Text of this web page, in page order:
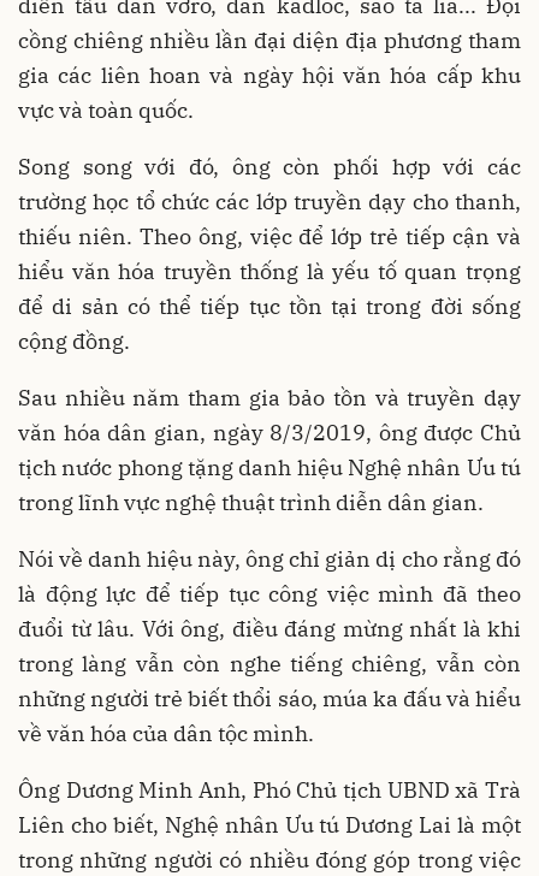
diễn tấu đàn vơró, đàn kađlóc, sáo ta lía... Đội
cồng chiêng nhiều lần đại diện địa phương tham
gia các liên hoan và ngày hội văn hóa cấp khu
vực và toàn quốc.
Song song với đó, ông còn phối hợp với các
trường học tổ chức các lớp truyền dạy cho thanh,
thiếu niên. Theo ông, việc để lớp trẻ tiếp cận và
hiểu văn hóa truyền thống là yếu tố quan trọng
để di sản có thể tiếp tục tồn tại trong đời sống
cộng đồng.
Sau nhiều năm tham gia bảo tồn và truyền dạy
văn hóa dân gian, ngày 8/3/2019, ông được Chủ
tịch nước phong tặng danh hiệu Nghệ nhân Ưu tú
trong lĩnh vực nghệ thuật trình diễn dân gian.
Nói về danh hiệu này, ông chỉ giản dị cho rằng đó
là động lực để tiếp tục công việc mình đã theo
đuổi từ lâu. Với ông, điều đáng mừng nhất là khi
trong làng vẫn còn nghe tiếng chiêng, vẫn còn
những người trẻ biết thổi sáo, múa ka đấu và hiểu
về văn hóa của dân tộc mình.
Ông Dương Minh Anh, Phó Chủ tịch UBND xã Trà
Liên cho biết, Nghệ nhân Ưu tú Dương Lai là một
trong những người có nhiều đóng góp trong việc